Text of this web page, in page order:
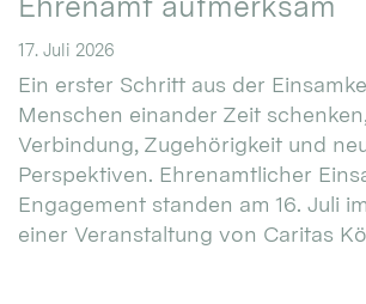
17. Juli 2026
Ein erster Schritt aus der
Menschen einander Zeit
Verbindung, Zugehörigkeit und
Perspektiven. Ehrenamtlicher
Engagement standen am 16. Juli
einer Veranstaltung von Caritas